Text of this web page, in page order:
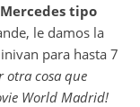
tipo
le damos la
para hasta 7
otra cosa que
World Madrid!